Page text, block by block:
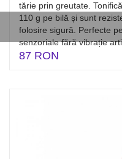
tărie prin greutate.
110 g pe bilă și sunt
folosire sigură. Perfecte
senzoriale fără vibrație
87 RON